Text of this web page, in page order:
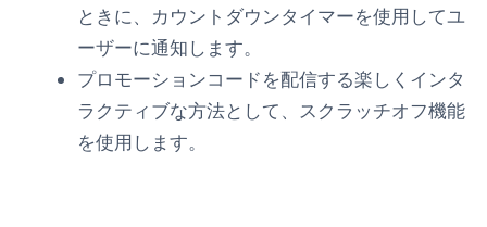
ときに、カウントダウンタイマーを使用してユ
ーザーに通知します。
プロモーションコードを配信する楽しくインタ
ラクティブな方法として、スクラッチオフ機能
を使用します。